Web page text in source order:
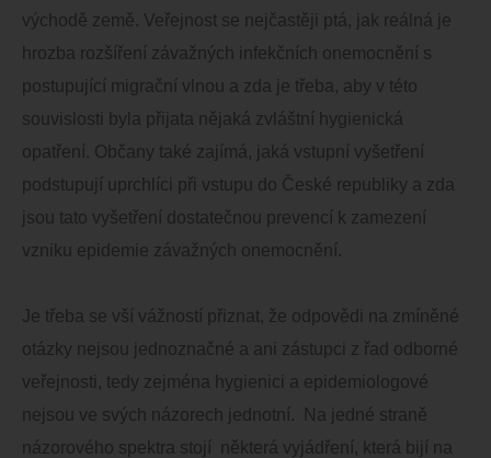
východě země. Veřejnost se nejčastěji ptá, jak reálná je
hrozba rozšíření závažných infekčních onemocnění s
postupující migrační vlnou a zda je třeba, aby v této
souvislosti byla přijata nějaká zvláštní hygienická
opatření. Občany také zajímá, jaká vstupní vyšetření
podstupují uprchlíci při vstupu do České republiky a zda
jsou tato vyšetření dostatečnou prevencí k zamezení
vzniku epidemie závažných onemocnění.
Je třeba se vší vážností přiznat, že odpovědi na zmíněné
otázky nejsou jednoznačné a ani zástupci z řad odborné
veřejnosti, tedy zejména hygienici a epidemiologové
nejsou ve svých názorech jednotní. Na jedné straně
názorového spektra stojí některá vyjádření, která bijí na